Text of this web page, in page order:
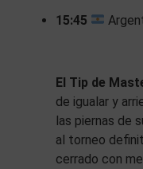
15:45
El Tip de
de igualar y
las piernas de
al torneo
cerrado con